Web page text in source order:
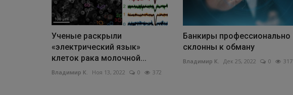
Ученые раскрыли
«электрический язык»
клеток рака молочной...
Владимир К. Ноя 13, 2022 0 372
Банкиры профессионально
склонны к обману
Владимир К. Дек 25, 2022 0 317